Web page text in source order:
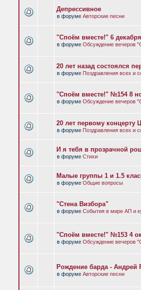
Депрессивное
в форуме Авторские песни
"Споём вместе!" 6
в форуме Обсуждение вечеров
20 лет назад состоялся
в форуме Поздравления всех и
"Споём вместе!" №154 8
в форуме Обсуждение вечеров
20 лет первому
в форуме Поздравления всех и
И я тебя в прозрачной
в форуме Стихи
Малые группы 1 и 1.5
в форуме Общие вопросы
"Стена Визбора"
в форуме События в мире АП и
"Споём вместе!" №153 4
в форуме Обсуждение вечеров
Рождение барда - Андрей
в форуме Авторские песни